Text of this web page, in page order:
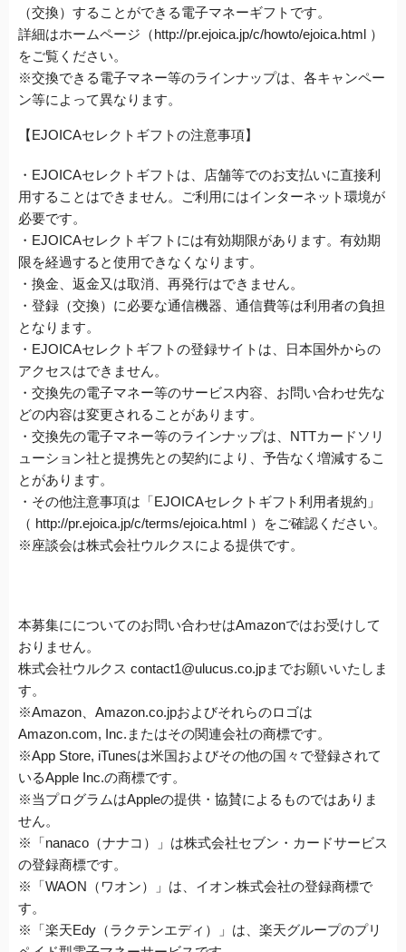
（交換）することができる電子マネーギフトです。
詳細はホームページ（http://pr.ejoica.jp/c/howto/ejoica.html ）
をご覧ください。
※交換できる電子マネー等のラインナップは、各キャンペー
ン等によって異なります。
【EJOICAセレクトギフトの注意事項】
・EJOICAセレクトギフトは、店舗等でのお支払いに直接利
用することはできません。ご利用にはインターネット環境が
必要です。
・EJOICAセレクトギフトには有効期限があります。有効期
限を経過すると使用できなくなります。
・換金、返金又は取消、再発行はできません。
・登録（交換）に必要な通信機器、通信費等は利用者の負担
となります。
・EJOICAセレクトギフトの登録サイトは、日本国外からの
アクセスはできません。
・交換先の電子マネー等のサービス内容、お問い合わせ先な
どの内容は変更されることがあります。
・交換先の電子マネー等のラインナップは、NTTカードソリ
ューション社と提携先との契約により、予告なく増減するこ
とがあります。
・その他注意事項は「EJOICAセレクトギフト利用者規約」
（ http://pr.ejoica.jp/c/terms/ejoica.html ）をご確認ください。
※座談会は株式会社ウルクスによる提供です。
本募集にについてのお問い合わせはAmazonではお受けして
おりません。
株式会社ウルクス contact1@ulucus.co.jpまでお願いいたしま
す。
※Amazon、Amazon.co.jpおよびそれらのロゴは
Amazon.com, Inc.またはその関連会社の商標です。
※App Store, iTunesは米国およびその他の国々で登録されて
いるApple Inc.の商標です。
※当プログラムはAppleの提供・協賛によるものではありま
せん。
※「nanaco（ナナコ）」は株式会社セブン・カードサービス
の登録商標です。
※「WAON（ワオン）」は、イオン株式会社の登録商標で
す。
※「楽天Edy（ラクテンエディ）」は、楽天グループのプリ